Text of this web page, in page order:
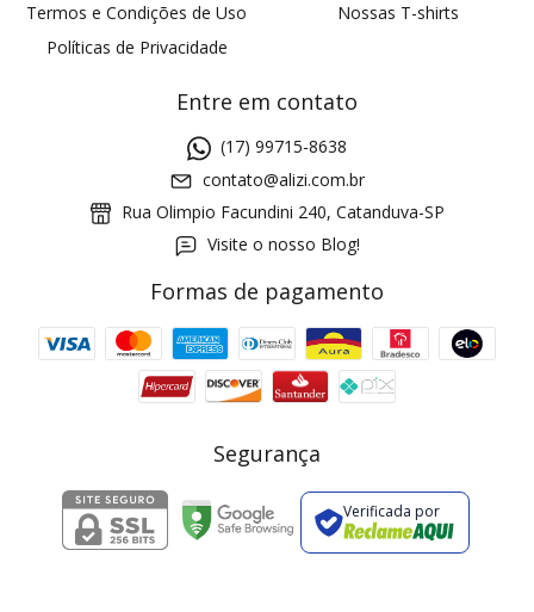
Termos e Condições de Uso
Políticas de Privacidade
Nossas T-shirts
Entre em contato
(17) 99715-8638
contato@alizi.com.br
Rua Olimpio Facundini 240, Catanduva-SP
Visite o nosso Blog!
Formas de pagamento
Segurança
Verificada por
Cupom 1a compra: GANHE5
2 pecas 7% OFF